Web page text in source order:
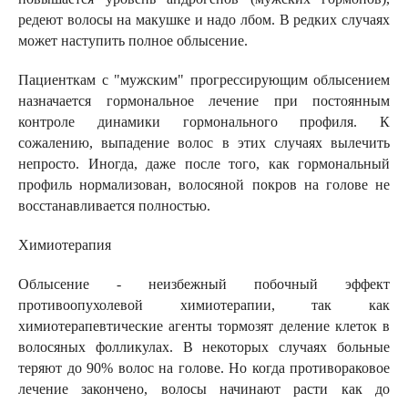
редеют волосы на макушке и надо лбом. В редких случаях
может наступить полное облысение.
Пациенткам с "мужским" прогрессирующим облысением
назначается гормональное лечение при постоянным
контроле динамики гормонального профиля. К
сожалению, выпадение волос в этих случаях вылечить
непросто. Иногда, даже после того, как гормональный
профиль нормализован, волосяной покров на голове не
восстанавливается полностью.
Химиотерапия
Облысение - неизбежный побочный эффект
противоопухолевой химиотерапии, так как
химиотерапевтические агенты тормозят деление клеток в
волосяных фолликулах. В некоторых случаях больные
теряют до 90% волос на голове. Но когда противораковое
лечение закончено, волосы начинают расти как до